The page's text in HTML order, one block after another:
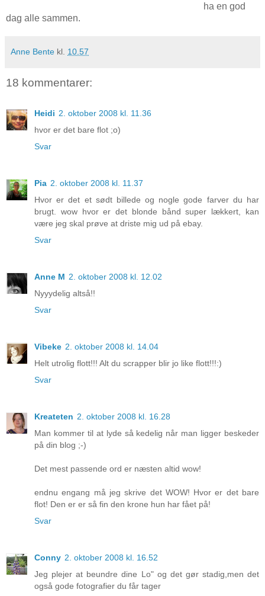
ha en god
dag alle sammen.
Anne Bente kl. 10.57
18 kommentarer:
Heidi 2. oktober 2008 kl. 11.36
hvor er det bare flot ;o)
Svar
Pia 2. oktober 2008 kl. 11.37
Hvor er det et sødt billede og nogle gode farver du har
brugt. wow hvor er det blonde bånd super lækkert, kan
være jeg skal prøve at driste mig ud på ebay.
Svar
Anne M 2. oktober 2008 kl. 12.02
Nyyydelig altså!!
Svar
Vibeke 2. oktober 2008 kl. 14.04
Helt utrolig flott!!! Alt du scrapper blir jo like flott!!!:)
Svar
Kreateten 2. oktober 2008 kl. 16.28
Man kommer til at lyde så kedelig når man ligger beskeder
på din blog ;-)
Det mest passende ord er næsten altid wow!
endnu engang må jeg skrive det WOW! Hvor er det bare
flot! Den er er så fin den krone hun har fået på!
Svar
Conny 2. oktober 2008 kl. 16.52
Jeg plejer at beundre dine Lo" og det gør stadig,men det
også gode fotografier du får tager